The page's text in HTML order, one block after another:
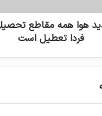
هوا همه مقاطع
فردا تعطیل است